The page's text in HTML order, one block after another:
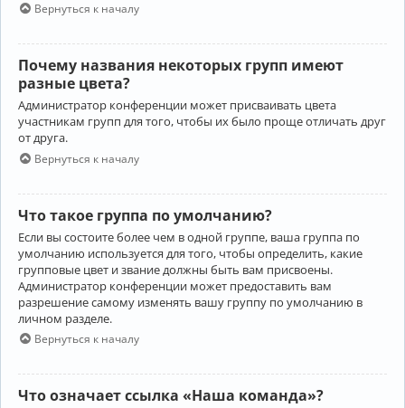
Вернуться к началу
Почему названия некоторых групп имеют
разные цвета?
Администратор конференции может присваивать цвета
участникам групп для того, чтобы их было проще отличать друг
от друга.
Вернуться к началу
Что такое группа по умолчанию?
Если вы состоите более чем в одной группе, ваша группа по
умолчанию используется для того, чтобы определить, какие
групповые цвет и звание должны быть вам присвоены.
Администратор конференции может предоставить вам
разрешение самому изменять вашу группу по умолчанию в
личном разделе.
Вернуться к началу
Что означает ссылка «Наша команда»?